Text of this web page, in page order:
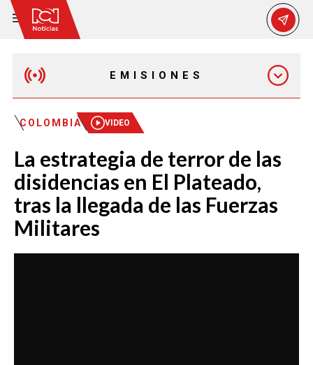
EMISIONES
MAÑANA EXPRESS
EMISIÓN 12:30 PM
EMISIÓN 7:00 PM
EMISIÓN 11:30 PM
COLOMBIA VIDEO
La estrategia de terror de las
disidencias en El Plateado,
tras la llegada de las Fuerzas
Militares